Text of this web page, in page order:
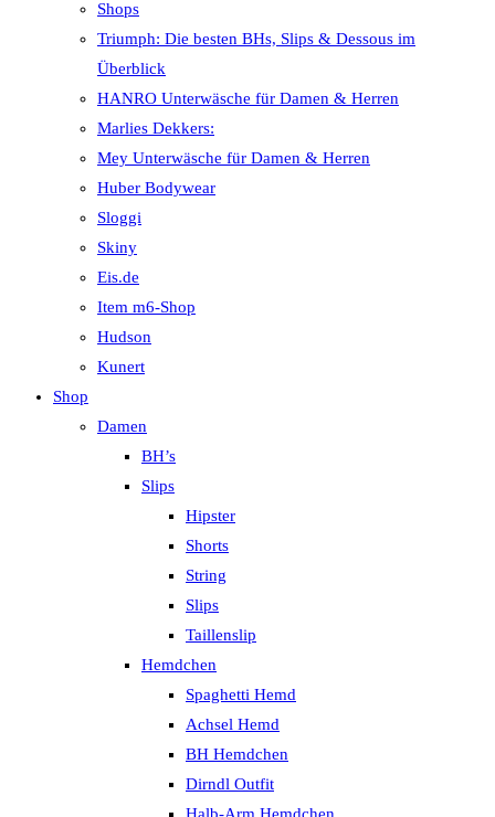
Shops
Triumph: Die besten BHs, Slips & Dessous im
Überblick
HANRO Unterwäsche für Damen & Herren
Marlies Dekkers:
Mey Unterwäsche für Damen & Herren
Huber Bodywear
Sloggi
Skiny
Eis.de
Item m6-Shop
Hudson
Kunert
Shop
Damen
BH’s
Slips
Hipster
Shorts
String
Slips
Taillenslip
Hemdchen
Spaghetti Hemd
Achsel Hemd
BH Hemdchen
Dirndl Outfit